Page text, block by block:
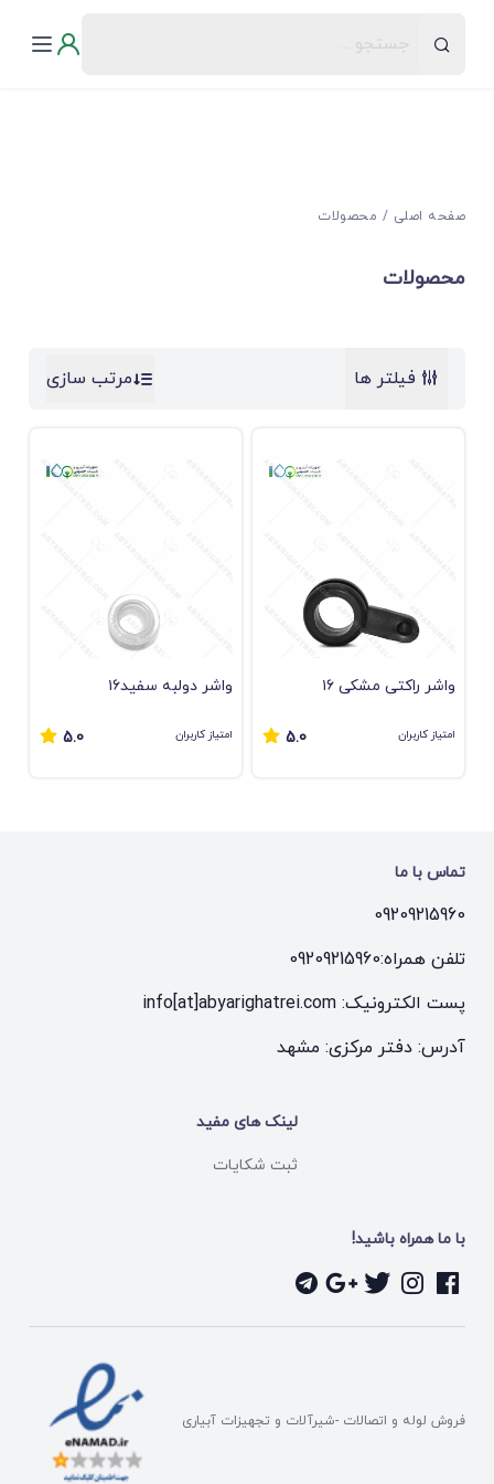
صفحه اصلی محصولات
محصولات
فیلتر ها مرتب سازی
واشر راکتی مشکی ۱۶
امتیاز کاربران 5.0
واشر دولبه سفید۱۶
امتیاز کاربران 5.0
تماس با ما
09209215960
تلفن همراه:09209215960
پست الکترونیک: info[at]abyarighatrei.com
آدرس: دفتر مرکزی: مشهد
لینک های مفید
ثبت شکایات
با ما همراه باشید!
فروش لوله و اتصالات -شیرآلات و تجهیزات آبیاری